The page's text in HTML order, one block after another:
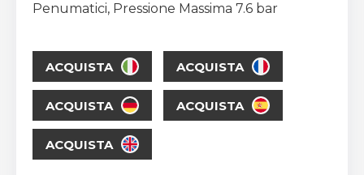
Penumatici, Pressione Massima 7.6 bar
ACQUISTA ACQUISTA
ACQUISTA ACQUISTA
ACQUISTA